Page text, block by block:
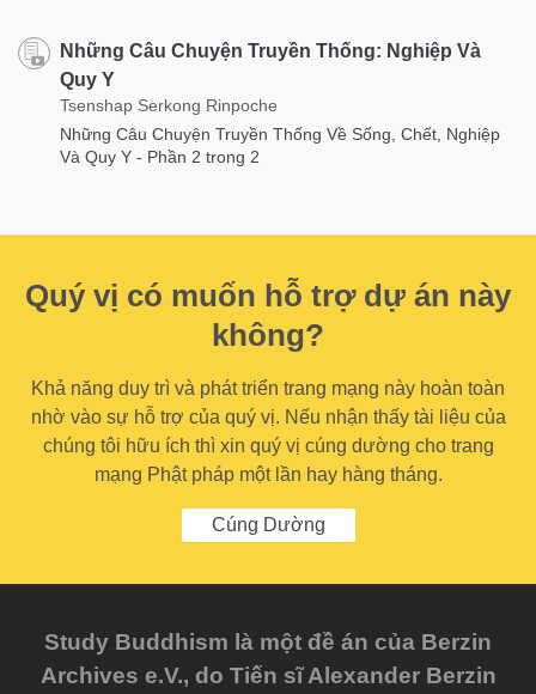
Những Câu Chuyện Truyền Thống: Nghiệp Và
Quy Y
Tsenshap Serkong Rinpoche
Những Câu Chuyện Truyền Thống Về Sống, Chết, Nghiệp
Và Quy Y - Phần 2 trong 2
Quý vị có muốn hỗ trợ dự án này
không?
Khả năng duy trì và phát triển trang mạng này hoàn toàn
nhờ vào sự hỗ trợ của quý vị. Nếu nhận thấy tài liệu của
chúng tôi hữu ích thì xin quý vị cúng dường cho trang
mạng Phật pháp một lần hay hàng tháng.
Cúng Dường
Study Buddhism là một đề án của Berzin
Archives e.V., do Tiến sĩ Alexander Berzin